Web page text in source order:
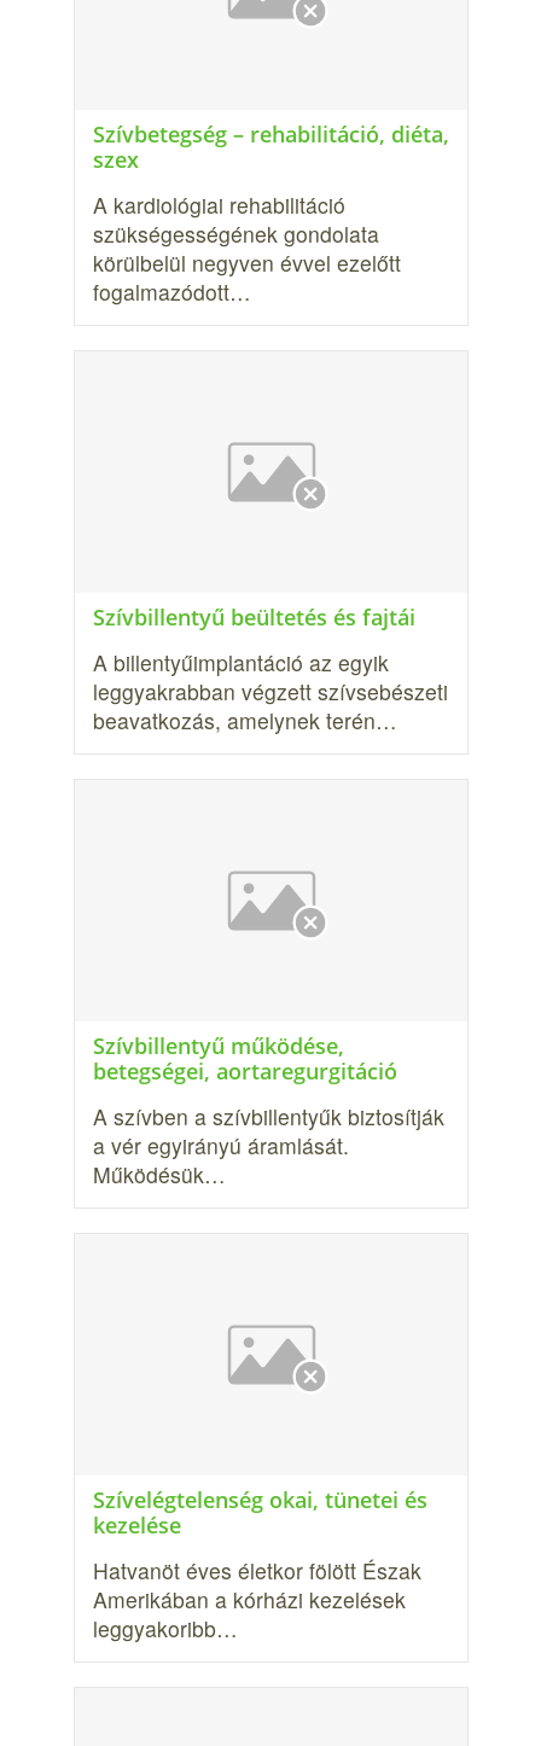
Szívbetegség – rehabilitáció, diéta,
szex
A kardiológiai rehabilitáció
szükségességének gondolata
körülbelül negyven évvel ezelőtt
fogalmazódott…
Szívbillentyű beültetés és fajtái
A billentyűimplantáció az egyik
leggyakrabban végzett szívsebészeti
beavatkozás, amelynek terén…
Szívbillentyű működése,
betegségei, aortaregurgitáció
A szívben a szívbillentyűk biztosítják
a vér egyirányú áramlását.
Működésük…
Szívelégtelenség okai, tünetei és
kezelése
Hatvanöt éves életkor fölött Észak
Amerikában a kórházi kezelések
leggyakoribb…